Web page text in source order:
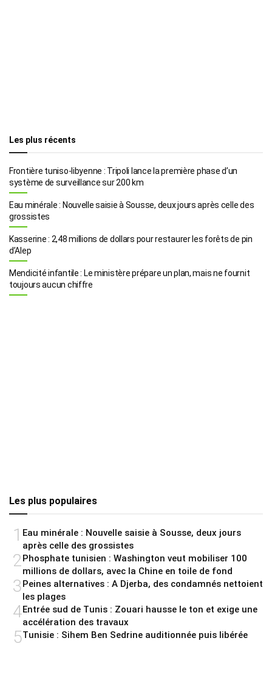
Les plus récents
Frontière tuniso-libyenne : Tripoli lance la première phase d’un
système de surveillance sur 200 km
Eau minérale : Nouvelle saisie à Sousse, deux jours après celle des
grossistes
Kasserine : 2,48 millions de dollars pour restaurer les forêts de pin
d’Alep
Mendicité infantile : Le ministère prépare un plan, mais ne fournit
toujours aucun chiffre
Les plus populaires
1 Eau minérale : Nouvelle saisie à Sousse, deux jours
après celle des grossistes
2 Phosphate tunisien : Washington veut mobiliser 100
millions de dollars, avec la Chine en toile de fond
3 Peines alternatives : A Djerba, des condamnés nettoient
les plages
4Entrée sud de Tunis : Zouari hausse le ton et exige une
accélération des travaux
5Tunisie : Sihem Ben Sedrine auditionnée puis libérée